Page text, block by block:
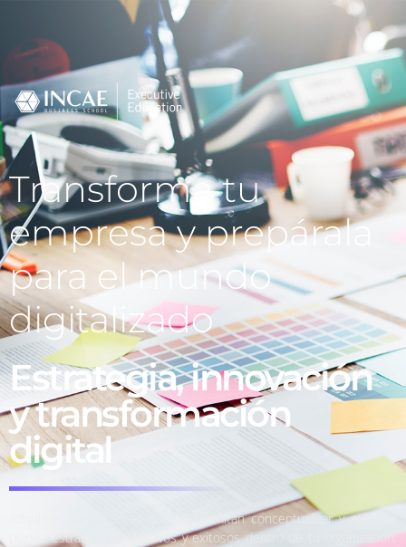
Transforma tu
empresa y prepárala
para el mundo
digitalizado
Estrategia, innovación
y transformación
digital
Adquiere herramientas que te permitan conceptualizar y ejecutar
planes estratégicos efectivos y exitosos dentro de tu organización,